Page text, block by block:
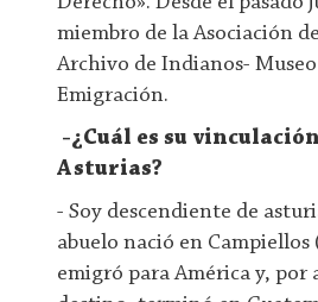
miembro de la Asociación
Archivo de Indianos-
Emigración.
-¿Cuál es su
Asturias?
- Soy descendiente de
abuelo nació en Campiellos
emigró para América y, por